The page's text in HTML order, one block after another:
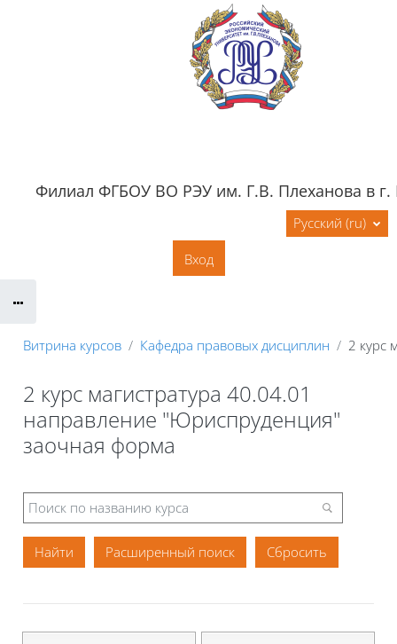
Перейти к основному содержанию
Филиал ФГБОУ ВО РЭУ им. Г.В. Плеханова в г.
Русский ‎(ru)‎
Вход
Витрина курсов Кафедра правовых дисциплин 2 курс
2 курс магистратура 40.04.01
направление "Юриспруденция"
заочная форма
Расширенный поиск